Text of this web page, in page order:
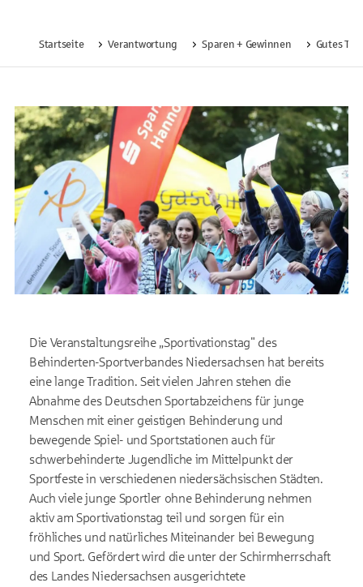
Startseite Verantwortung Sparen + Gewinnen Gutes Tun
Die Veranstaltungsreihe „Sportivationstag" des
Behinderten-Sportverbandes Niedersachsen hat bereits
eine lange Tradition. Seit vielen Jahren stehen die
Abnahme des Deutschen Sportabzeichens für junge
Menschen mit einer geistigen Behinderung und
bewegende Spiel- und Sportstationen auch für
schwerbehinderte Jugendliche im Mittelpunkt der
Sportfeste in verschiedenen niedersächsischen Städten.
Auch viele junge Sportler ohne Behinderung nehmen
aktiv am Sportivationstag teil und sorgen für ein
fröhliches und natürliches Miteinander bei Bewegung
und Sport. Gefördert wird die unter der Schirmherrschaft
des Landes Niedersachsen ausgerichtete